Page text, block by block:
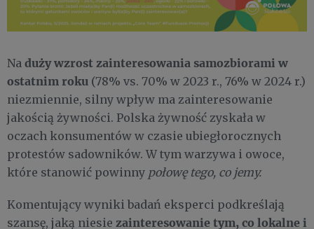
Na duży wzrost zainteresowania samozbiorami w
ostatnim roku (78% vs. 70% w 2023 r., 76% w 2024 r.)
niezmiennie, silny wpływ ma zainteresowanie
jakością żywności. Polska żywność zyskała w
oczach konsumentów w czasie ubiegłorocznych
protestów sadowników. W tym warzywa i owoce,
które stanowić powinny połowę tego, co jemy.
Komentujący wyniki badań eksperci podkreślają
szansę, jaką niesie zainteresowanie tym, co lokalne i